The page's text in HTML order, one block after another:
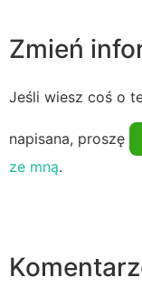
Zmień
Jeśli wiesz coś o
napisana, proszę
ze mną.